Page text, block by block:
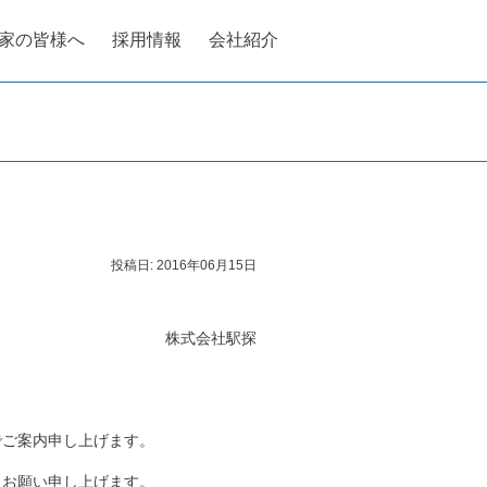
の皆様へ 採用情報 会社紹介
投稿日: 2016年06月15日
株式会社駅探
案内申し上げます。
願い申し上げます。